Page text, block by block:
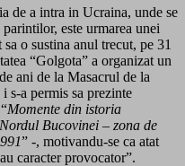
de a intra in Ucraina, unde se
este urmarea unei
o sustina anul trecut, pe 31
“Golgota” a organizat un
ani de la Masacrul de la
s-a permis sa prezinte
Momente din istoria
Bucovinei – zona de
” -, motivandu-se ca atat
caracter provocator”.